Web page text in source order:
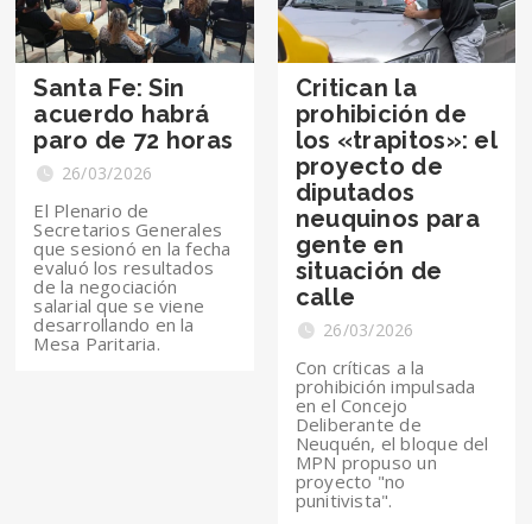
Santa Fe: Sin
acuerdo habrá
paro de 72 horas
26/03/2026
El Plenario de
Secretarios Generales
que sesionó en la fecha
evaluó los resultados
de la negociación
salarial que se viene
desarrollando en la
Mesa Paritaria.
Critican la
prohibición de
los «trapitos»: el
proyecto de
diputados
neuquinos para
gente en
situación de
calle
26/03/2026
Con críticas a la
prohibición impulsada
en el Concejo
Deliberante de
Neuquén, el bloque del
MPN propuso un
proyecto "no
punitivista".